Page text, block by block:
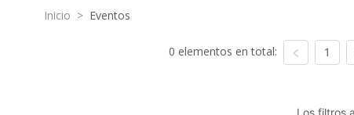
Inicio > Eventos
0 elementos en total: 1
Los filtros